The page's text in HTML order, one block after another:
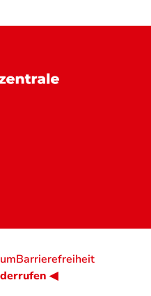
Barrierefreiheit
◀